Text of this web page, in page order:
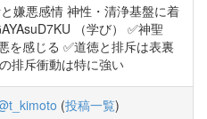
嫌悪感情 神性・清浄基盤に着
（学び） ✅神聖
を感じる ✅道徳と排斥は表裏
排斥衝動は特に強い
(投稿一覧)